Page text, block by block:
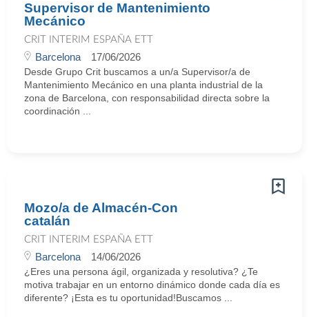
Supervisor de Mantenimiento
Mecánico
CRIT INTERIM ESPAÑA ETT
Barcelona 17/06/2026
Desde Grupo Crit buscamos a un/a Supervisor/a de
Mantenimiento Mecánico en una planta industrial de la
zona de Barcelona, con responsabilidad directa sobre la
coordinación ...
Mozo/a de Almacén-Con
catalán
CRIT INTERIM ESPAÑA ETT
Barcelona 14/06/2026
¿Eres una persona ágil, organizada y resolutiva? ¿Te
motiva trabajar en un entorno dinámico donde cada día es
diferente? ¡Esta es tu oportunidad!Buscamos ...